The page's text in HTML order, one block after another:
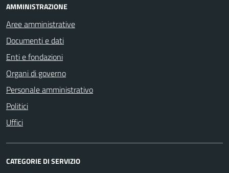
AMMINISTRAZIONE
Aree amministrative
Documenti e dati
Enti e fondazioni
Organi di governo
Personale amministrativo
Politici
Uffici
CATEGORIE DI SERVIZIO